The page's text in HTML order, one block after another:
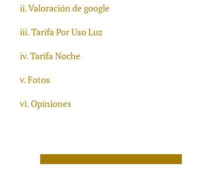
Valoración de google
Tarifa Por Uso Luz
Tarifa Noche
Fotos
Opiniones